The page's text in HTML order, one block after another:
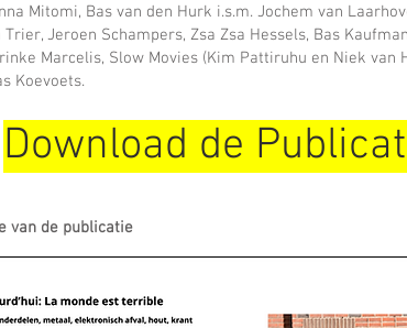
Mitomi, Bas van den Hurk i.s.m. Jochem van
Jeroen Schampers, Zsa Zsa Hessels, Bas
Marcelis, Slow Movies (Kim Pattiruhu en Niek van
Koevoets.
Download de
van de publicatie